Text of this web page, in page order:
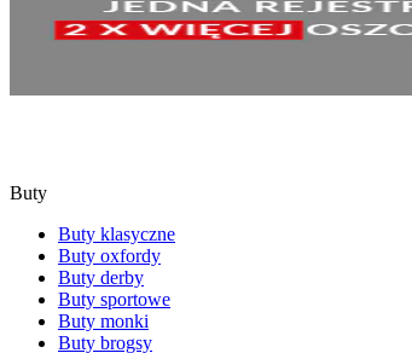
Buty
Buty klasyczne
Buty oxfordy
Buty derby
Buty sportowe
Buty monki
Buty brogsy